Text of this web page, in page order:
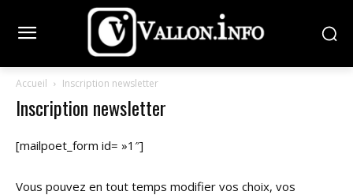
Accueil Inscription newsletter
Inscription newsletter
[mailpoet_form id= »1″]
Vous pouvez en tout temps modifier vos choix, vos